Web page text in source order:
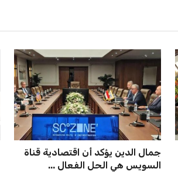
جمال الدين يؤكد أن اقتصادية قناة
السويس هي الحل الفعال ...